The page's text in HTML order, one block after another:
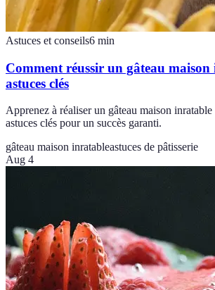
Astuces et conseils6 min
Comment réussir un gâteau
astuces clés
Apprenez à réaliser un gâteau maison inratable
astuces clés pour un succès garanti.
gâteau maison inratableastuces de pâtisserie
Aug 4